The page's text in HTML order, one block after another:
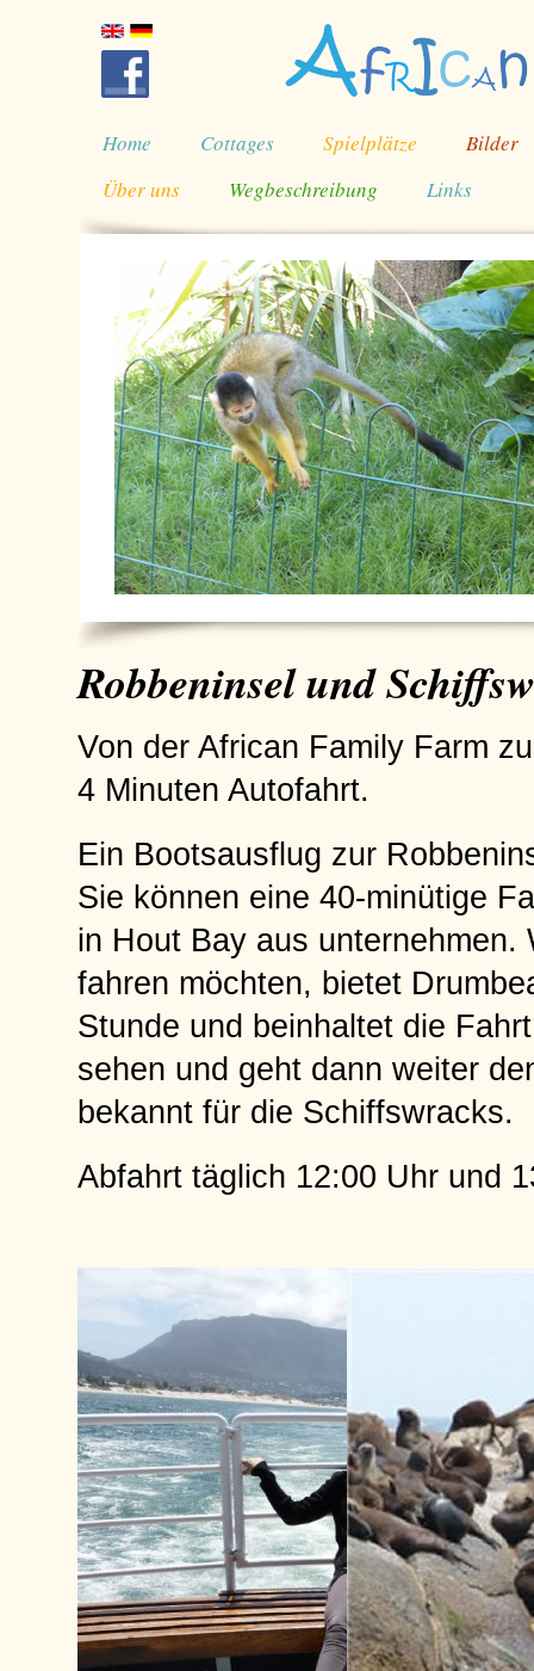
Home Cottages Spielplätze
Bilder
Über uns
Wegbeschreibung Links
Robbeninsel und
Von der African Family Farm
4 Minuten Autofahrt.
Ein Bootsausflug zur
Sie können eine 40-minütige
in Hout Bay aus
fahren möchten, bietet
Stunde und beinhaltet die
sehen und geht dann weiter
bekannt für die Schiffswracks.
Abfahrt täglich 12:00 Uhr und